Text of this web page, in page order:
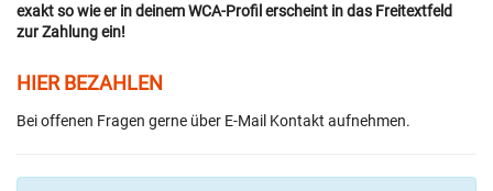
exakt so wie er in deinem WCA-Profil erscheint in das Freitextfeld
zur Zahlung ein!
HIER BEZAHLEN
Bei offenen Fragen gerne über E-Mail Kontakt aufnehmen.